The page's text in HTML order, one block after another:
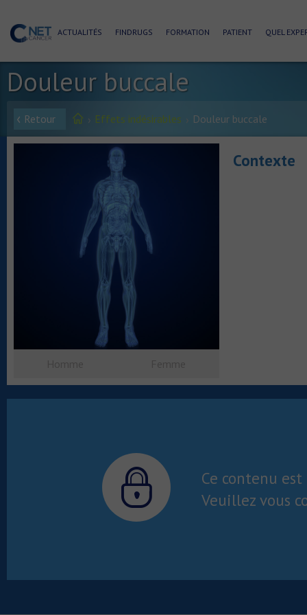
ACTUALITÉS FINDRUGS FORMATION PATIENT QUEL
Douleur buccale
Retour Effets indésirables Douleur buccale
Contexte
Ce contenu
Veuillez vous